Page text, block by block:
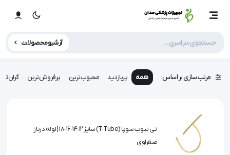
آرشیو محصولات
مرتب سازی بر اساس: همه پربازدید محبوب‌ترین پرفروش‌ترین
تی تیوب سوپا (T-Tube) سایز 12-14-16-18 | لوله درناژ
صفراوی